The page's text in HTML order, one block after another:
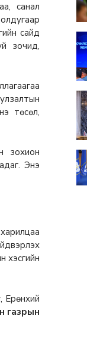
санал
сайд
зочид,
төсөл,
зохион
Энэ
хэсгийн
Ерөнхий
газрын